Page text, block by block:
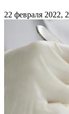
22 февраля 2022,